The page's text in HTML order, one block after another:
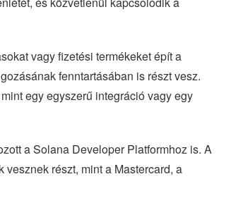
vagy fizetési termékeket épít a
fenntartásában is részt vesz.
egy egyszerű integráció vagy egy
a Solana Developer Platformhoz is. A
részt, mint a Mastercard, a